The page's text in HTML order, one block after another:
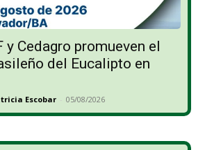
y Cedagro promueven el
del Eucalipto en
Escobar - 05/08/2026